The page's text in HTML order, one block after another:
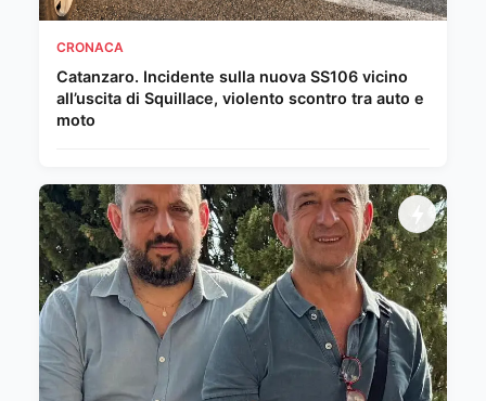
CRONACA
Catanzaro. Incidente sulla nuova SS106 vicino
all’uscita di Squillace, violento scontro tra auto e
moto